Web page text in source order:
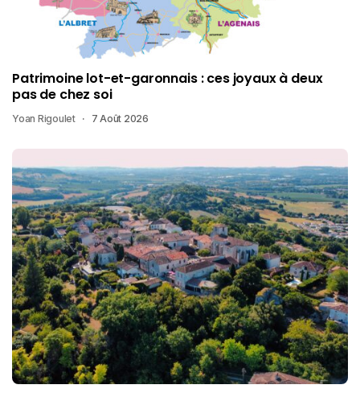
Patrimoine lot-et-garonnais : ces joyaux à deux
pas de chez soi
Yoan Rigoulet 7 Août 2026